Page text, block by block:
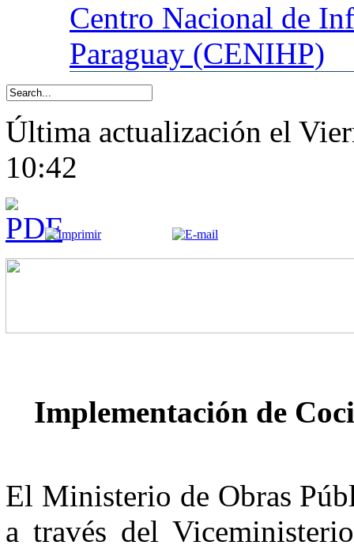
Centro Nacional de
Paraguay (CENIHP)
Última actualización el
10:42
Implementación de
El Ministerio de Obras
a través del